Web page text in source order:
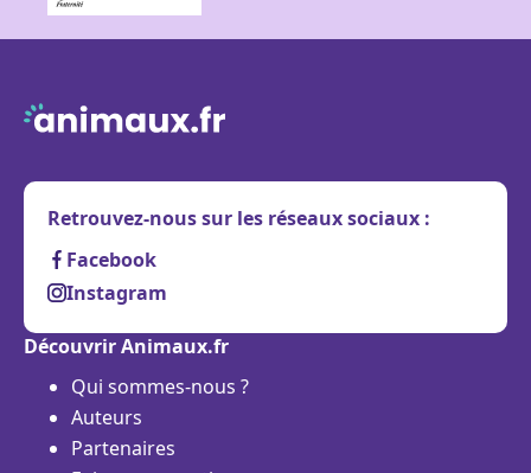
Retrouvez-nous sur les réseaux sociaux :
Facebook
Instagram
Découvrir Animaux.fr
Qui sommes-nous ?
Auteurs
Partenaires